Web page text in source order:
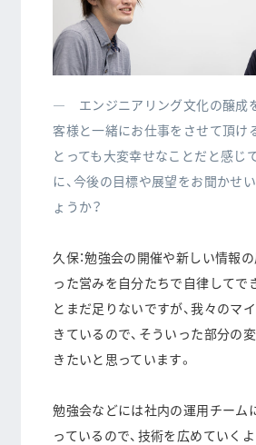
― エンジニアリング文化の醸成
客様と一緒にお仕事をさせて頂け
とっても大変幸せなことだと感じ
に、今後の目標や展望をお聞かせ
ょうか？
久保：勉強会の開催や新しい情報
った営みを自分たちで自律してで
とまだ足りないですが、我々のマ
きているので、そういった部分の
きたいと思っています。
勉強会などには社内の運用チーム
っているので、技術を広めていく